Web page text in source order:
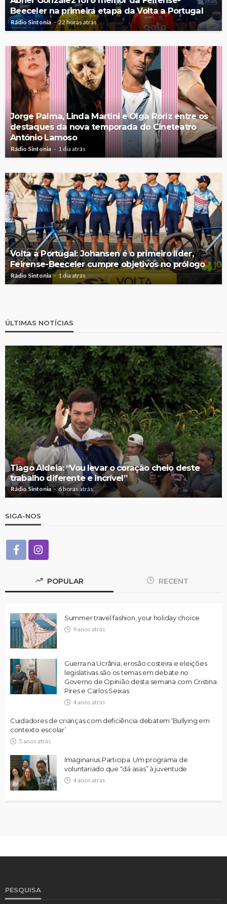
Beeceler na primeira etapa da Volta a Portugal
Rádio Sintonia 22 horas atrás
Jorge Palma, Linda Martini e Olga Roriz entre os
destaques da nova temporada do Cineteatro
António Lamoso
Rádio Sintonia 1 dia atrás
Volta a Portugal: Johansen é o primeiro líder,
Feirense-Beeceler cumpre objetivos no prólogo
Rádio Sintonia 1 dia atrás
ÚLTIMAS NOTÍCIAS
Tiago Aldeia: “Vou levar o coração cheio deste
trabalho diferente e incrível”
Rádio Sintonia 6 horas atrás
SIGA-NOS
POPULAR RECENT
Summer travel fashion, your holiday choice
9 anos atrás
Guerra na Ucrânia, erosão costeira e eleições
legislativas são os temas em debate no
Governo de Opinião desta semana com Cristina
Pires e Carlos Seixas
4 anos atrás
Cuidadores de crianças com deficiência debatem ‘Bullying em
contexto escolar’
5 anos atrás
Imaginarius Participa: Um programa de
voluntariado que “dá asas” à juventude
4 anos atrás
PESQUISA